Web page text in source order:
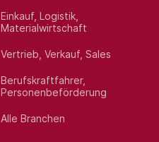
Einkauf, Logistik,
Materialwirtschaft
Vertrieb, Verkauf, Sales
Berufskraftfahrer,
Personenbeförderung
Alle Branchen